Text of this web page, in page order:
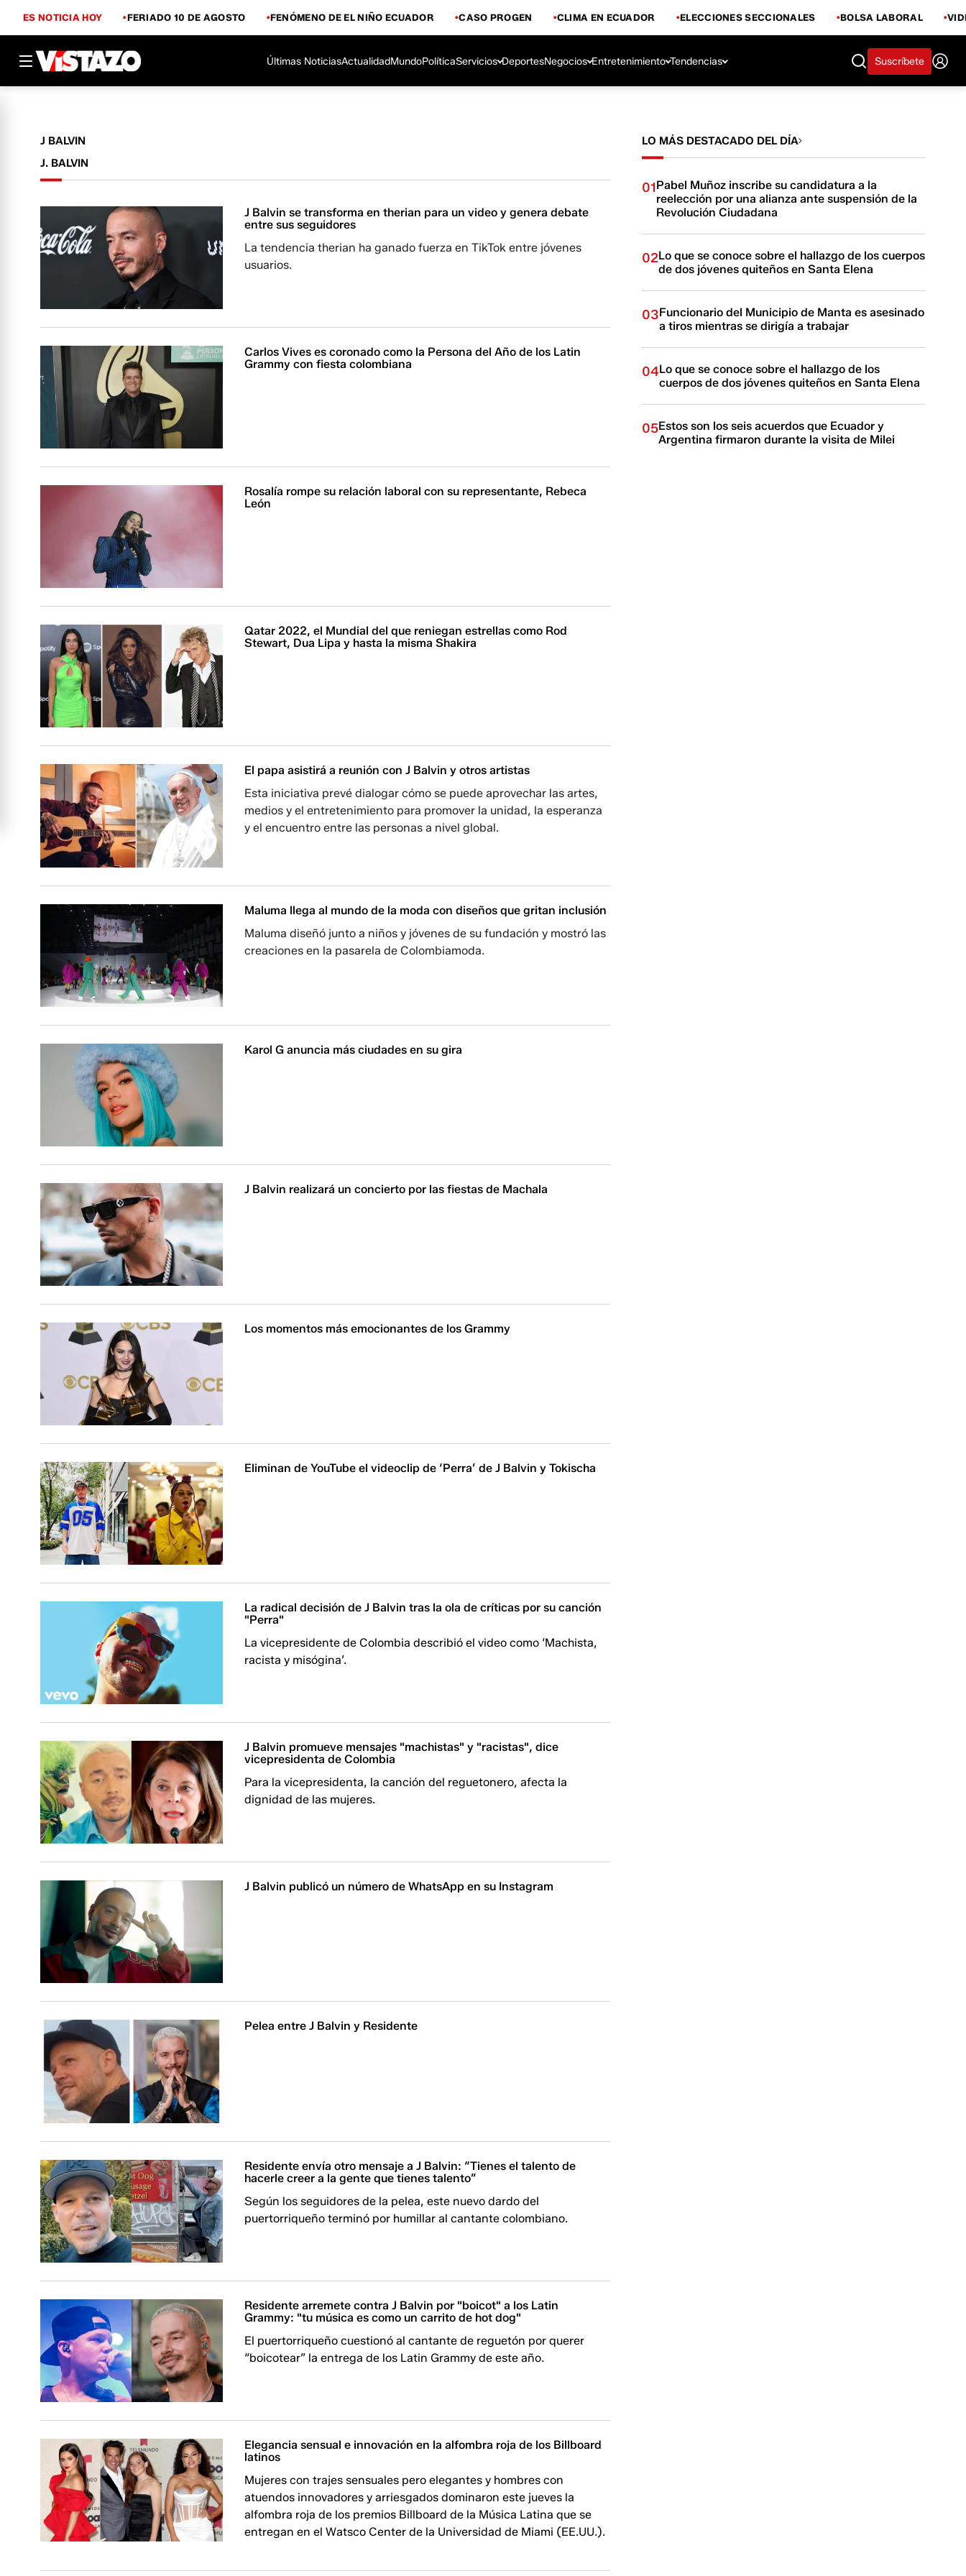
ES NOTICIA HOY FERIADO 10 DE AGOSTO FENÓMENO DE EL NIÑO ECUADOR CASO PROGEN CLIMA EN ECUADOR ELECCIONES SECCIONALES BOLSA LABORAL
Últimas NoticiasActualidadMundoPolíticaServicios DeportesNegocios Entretenimiento Tendencias Suscríbete
J BALVIN
J. BALVIN
J Balvin se transforma en therian para un video y genera debate
entre sus seguidores
La tendencia therian ha ganado fuerza en TikTok entre jóvenes
usuarios.
Carlos Vives es coronado como la Persona del Año de los Latin
Grammy con fiesta colombiana
Rosalía rompe su relación laboral con su representante, Rebeca
León
Qatar 2022, el Mundial del que reniegan estrellas como Rod
Stewart, Dua Lipa y hasta la misma Shakira
El papa asistirá a reunión con J Balvin y otros artistas
Esta iniciativa prevé dialogar cómo se puede aprovechar las artes,
medios y el entretenimiento para promover la unidad, la esperanza
y el encuentro entre las personas a nivel global.
Maluma llega al mundo de la moda con diseños que gritan inclusión
Maluma diseñó junto a niños y jóvenes de su fundación y mostró las
creaciones en la pasarela de Colombiamoda.
Karol G anuncia más ciudades en su gira
J Balvin realizará un concierto por las fiestas de Machala
Los momentos más emocionantes de los Grammy
Eliminan de YouTube el videoclip de ‘Perra’ de J Balvin y Tokischa
La radical decisión de J Balvin tras la ola de críticas por su canción
"Perra"
La vicepresidente de Colombia describió el video como ‘Machista,
racista y misógina’.
J Balvin promueve mensajes "machistas" y "racistas", dice
vicepresidenta de Colombia
Para la vicepresidenta, la canción del reguetonero, afecta la
dignidad de las mujeres.
J Balvin publicó un número de WhatsApp en su Instagram
Pelea entre J Balvin y Residente
Residente envía otro mensaje a J Balvin: “Tienes el talento de
hacerle creer a la gente que tienes talento”
Según los seguidores de la pelea, este nuevo dardo del
puertorriqueño terminó por humillar al cantante colombiano.
Residente arremete contra J Balvin por "boicot" a los Latin
Grammy: "tu música es como un carrito de hot dog"
El puertorriqueño cuestionó al cantante de reguetón por querer
“boicotear” la entrega de los Latin Grammy de este año.
Elegancia sensual e innovación en la alfombra roja de los Billboard
latinos
Mujeres con trajes sensuales pero elegantes y hombres con
atuendos innovadores y arriesgados dominaron este jueves la
alfombra roja de los premios Billboard de la Música Latina que se
entregan en el Watsco Center de la Universidad de Miami (EE.UU.).
LO MÁS DESTACADO DEL DÍA
01Pabel Muñoz inscribe su candidatura a la
reelección por una alianza ante suspensión de la
Revolución Ciudadana
02Lo que se conoce sobre el hallazgo de los cuerpos
de dos jóvenes quiteños en Santa Elena
03Funcionario del Municipio de Manta es asesinado
a tiros mientras se dirigía a trabajar
04Lo que se conoce sobre el hallazgo de los
cuerpos de dos jóvenes quiteños en Santa Elena
05Estos son los seis acuerdos que Ecuador y
Argentina firmaron durante la visita de Milei